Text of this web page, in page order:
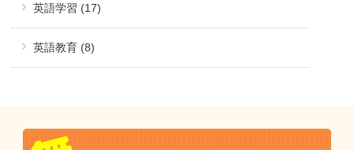
英語学習 (17)
英語教育 (8)